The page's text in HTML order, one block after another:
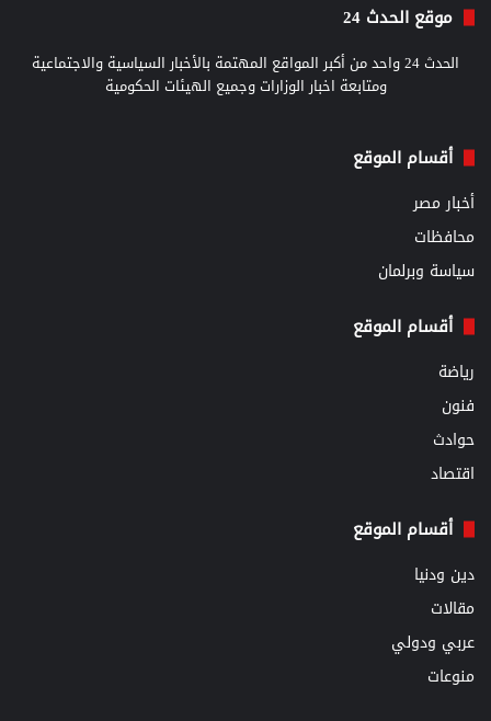
موقع الحدث 24
الحدث 24 واحد من أكبر المواقع المهتمة بالأخبار السياسية والاجتماعية
ومتابعة اخبار الوزارات وجميع الهيئات الحكومية
أقسام الموقع
أخبار مصر
محافظات
سياسة وبرلمان
أقسام الموقع
رياضة
فنون
حوادث
اقتصاد
أقسام الموقع
دين ودنيا
مقالات
عربي ودولي
منوعات